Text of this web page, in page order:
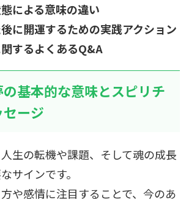
による意味の違い
に開運するための実践アクション
するよくあるQ&A
基本的な意味とスピリチ
ージ
生の転機や課題、そして魂の成長
サインです。
や感情に注目することで、今のあ